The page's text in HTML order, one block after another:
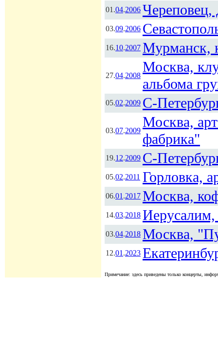
01.04.2006
03.09.2006
16.10.2007 Мурманск,
27.04.2008
Москва,
альбома
05.02.2009 С-
03.07.2009
Москва,
фабрика"
19.12.2009 С-
05.02.2011 Горловка,
06.01.2017 Москва,
14.03.2018 Иерусалим,
03.04.2018 Москва,
12.01.2023
Примечание: здесь приведены только концерты,